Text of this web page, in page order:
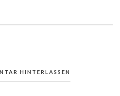
HINTERLASSEN